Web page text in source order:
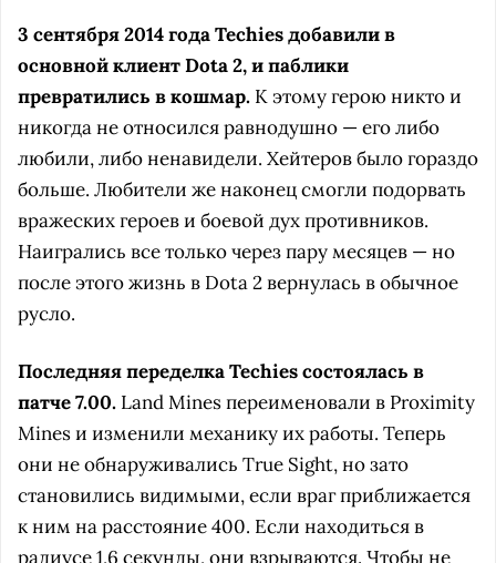
3 сентября 2014 года Techies добавили в
основной клиент Dota 2, и паблики
превратились в кошмар. К этому герою никто и
никогда не относился равнодушно — его либо
любили, либо ненавидели. Хейтеров было гораздо
больше. Любители же наконец смогли подорвать
вражеских героев и боевой дух противников.
Наигрались все только через пару месяцев — но
после этого жизнь в Dota 2 вернулась в обычное
русло.
Последняя переделка Techies состоялась в
патче 7.00. Land Mines переименовали в Proximity
Mines и изменили механику их работы. Теперь
они не обнаруживались True Sight, но зато
становились видимыми, если враг приближается
к ним на расстояние 400. Если находиться в
радиусе 1,6 секунды, они взрываются. Чтобы не